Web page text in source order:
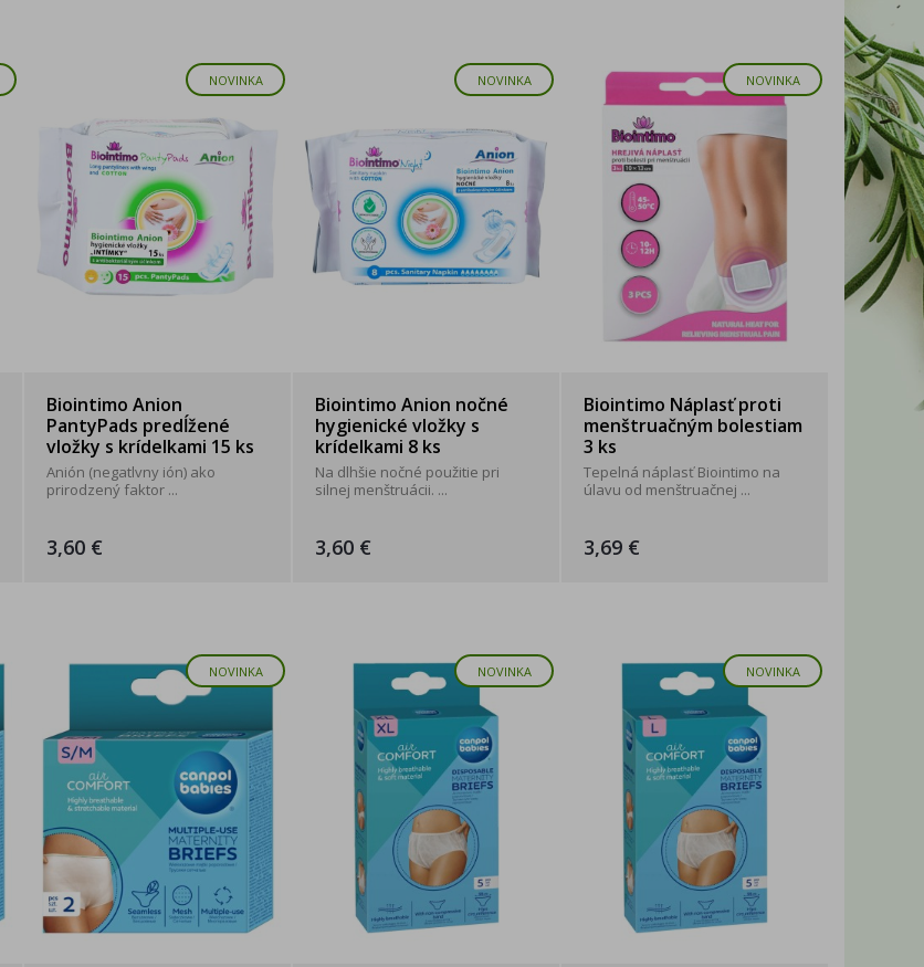
NOVINKA
Biointimo Anion
PantyPads predĺžené
vložky s krídelkami 15 ks
Anión (negatlvny ión) ako
prirodzený faktor ...
3,60 €
NOVINKA
Biointimo Anion nočné
hygienické vložky s
krídelkami 8 ks
Na dlhšie nočné použitie pri
silnej menštruácii. ...
3,60 €
NOVINKA
Biointimo Náplasť proti
menštruačným bolestiam
3 ks
Tepelná náplasť Biointimo na
úlavu od menštruačnej ...
3,69 €
NOVINKA NOVINKA NOVINKA